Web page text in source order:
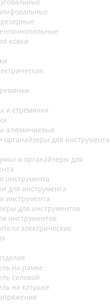
ковки
и стремянки
алюминиевые
органайзеры для инструмента
и органайзеры для
инструмента
для инструмента
инструмента
для инструментов
инструментов
электрические
на рамке
силовой
на катушке